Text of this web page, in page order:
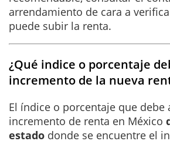
arrendamiento de cara a
puede subir la renta.
¿Qué indice o porcentaje
incremento de la nueva
El índice o porcentaje que debe
incremento de renta en México
estado donde se encuentre el